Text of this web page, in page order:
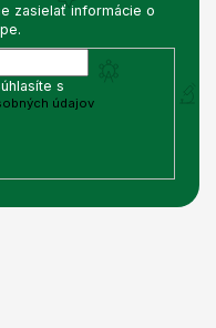
zasielať informácie o
s
údajov